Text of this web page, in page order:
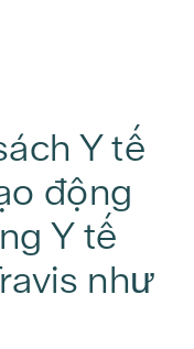
Y tế
động
Y tế
như